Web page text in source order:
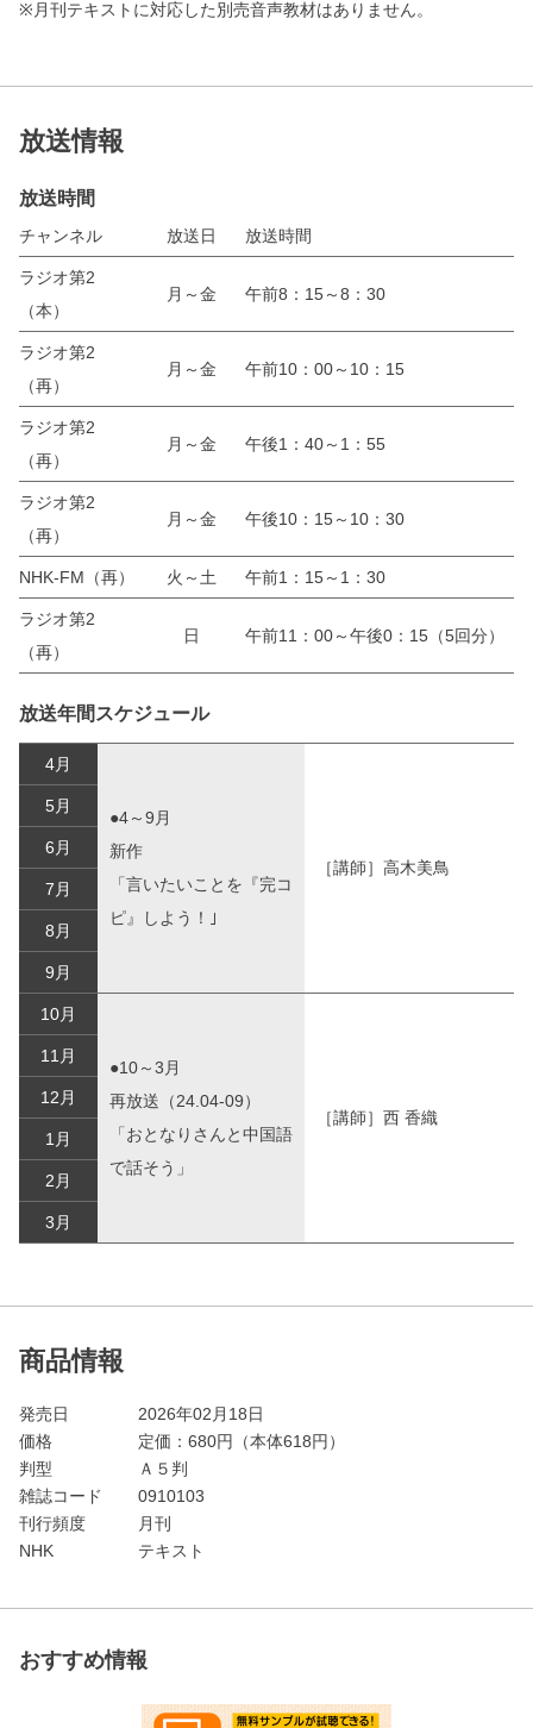
※月刊テキストに対応した別売音声教材はありません。
放送情報
放送時間
チャンネル 放送日 放送時間
ラジオ第2
（本）
月～金 午前8：15～8：30
ラジオ第2
（再）
月～金 午前10：00～10：15
ラジオ第2
（再）
月～金 午後1：40～1：55
ラジオ第2
（再）
月～金 午後10：15～10：30
NHK-FM（再） 火～土 午前1：15～1：30
ラジオ第2
（再）
日 午前11：00～午後0：15（5回分）
放送年間スケジュール
4月
●4～9月
新作
「言いたいことを『完コ
ピ』しよう！｣
［講師］高木美鳥
5月
6月
7月
8月
9月
10月
●10～3月
再放送（24.04-09）
「おとなりさんと中国語
で話そう」
［講師］西 香織
11月
12月
1月
2月
3月
商品情報
発売日
2026年02月18日
価格
定価： 680円（本体618円）
判型
Ａ５判
雑誌コード
0910103
刊行頻度
月刊
NHK
テキスト
おすすめ情報